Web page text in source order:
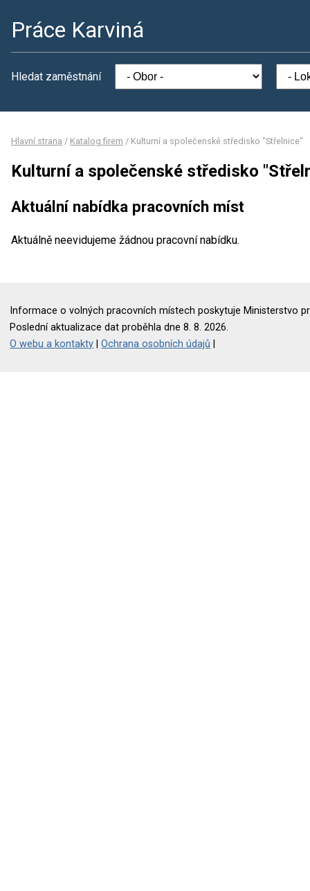
Práce Karviná
Hledat zaměstnání
Hlavní strana / Katalog firem / Kulturní a společenské středisko "Střelnice"
Kulturní a společenské středisko
Aktuální nabídka pracovních míst
Aktuálně neevidujeme žádnou pracovní nabídku.
Informace o volných pracovních místech poskytuje Ministerstvo
Poslední aktualizace dat proběhla dne 8. 8. 2026.
O webu a kontakty |Ochrana osobních údajů